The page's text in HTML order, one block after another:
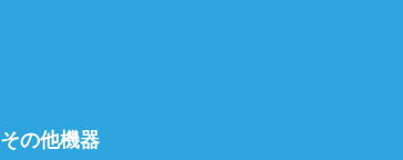
その他機器